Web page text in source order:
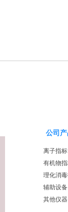
公司
离子指标
有机物
理化消
辅助设备
其他仪器